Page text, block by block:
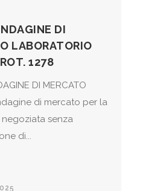
DI
LABORATORIO
1278
DI MERCATO
di mercato per la
senza
di...